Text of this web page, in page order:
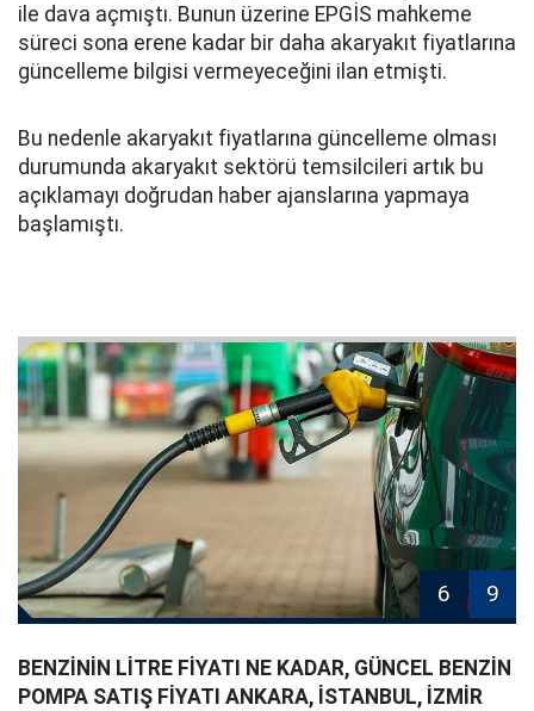
ile dava açmıştı. Bunun üzerine EPGİS mahkeme
süreci sona erene kadar bir daha akaryakıt fiyatlarına
güncelleme bilgisi vermeyeceğini ilan etmişti.
Bu nedenle akaryakıt fiyatlarına güncelleme olması
durumunda akaryakıt sektörü temsilcileri artık bu
açıklamayı doğrudan haber ajanslarına yapmaya
başlamıştı.
6 9
BENZİNİN LİTRE FİYATI NE KADAR, GÜNCEL BENZİN
POMPA SATIŞ FİYATI ANKARA, İSTANBUL, İZMİR